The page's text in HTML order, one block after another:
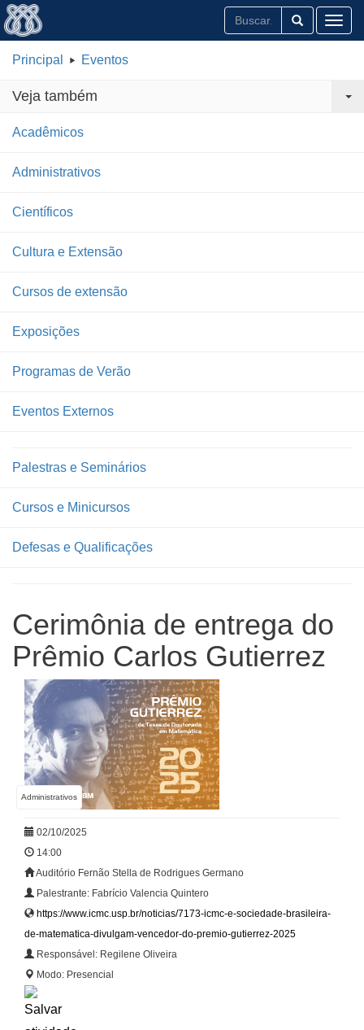
Principal Eventos
Veja também
Acadêmicos
Administrativos
Científicos
Cultura e Extensão
Cursos de extensão
Exposições
Programas de Verão
Eventos Externos
Palestras e Seminários
Cursos e Minicursos
Defesas e Qualificações
Cerimônia de entrega do
Prêmio Carlos Gutierrez
Administrativos
02/10/2025
14:00
Auditório Fernão Stella de Rodrigues Germano
Palestrante: Fabrício Valencia Quintero
https://www.icmc.usp.br/noticias/7173-icmc-e-sociedade-brasileira-
de-matematica-divulgam-vencedor-do-premio-gutierrez-2025
Responsável: Regilene Oliveira
Modo: Presencial